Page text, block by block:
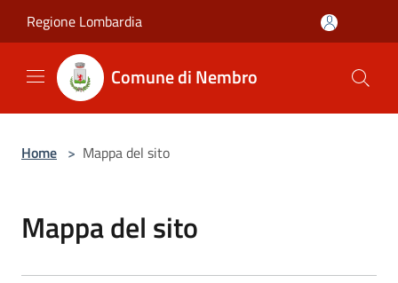
Regione Lombardia
Comune di Nembro
Home > Mappa del sito
Mappa del sito